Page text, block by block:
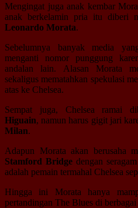
Mengingat juga anak kembar
anak berkelamin pria itu diberi
Leonardo Morata.
Sebelumnya banyak media
menganti nomor punggung
andalan lain. Alasan Morata
sekaligus mematahkan spekulasi
atas ke Chelsea.
Sempat juga, Chelsea ramai
Higuain, namun harus gigit jari
Milan.
Adapun Morata akan berusaha
Stamford Bridge dengan
adalah pemain termahal Chelsea
Hingga ini Morata hanya
pertandingan The Blues di